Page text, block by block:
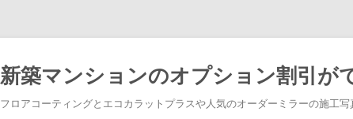
新築マンションのオプション割引が
フロアコーティングとエコカラットプラスや人気のオーダーミラーの施工